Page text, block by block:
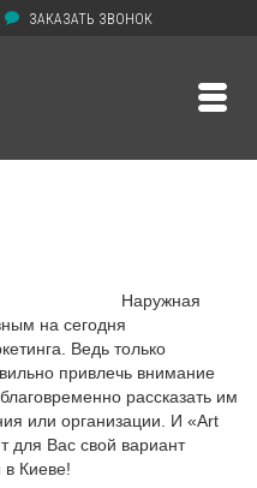
ЗАКАЗАТЬ ЗВОНОК
Наружная
на сегодня
Ведь только
привлечь внимание
рассказать им
или организации. И «Art
для Вас свой вариант
Киеве!